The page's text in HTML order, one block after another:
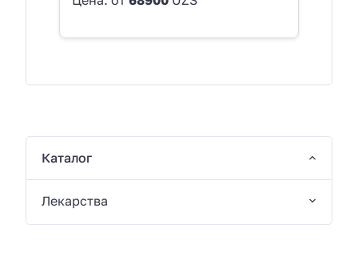
Каталог
Лекарства